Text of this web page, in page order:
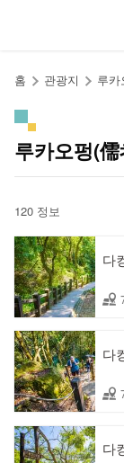
홈 관광지 루
루카오펑(
120 정보
다
다
다